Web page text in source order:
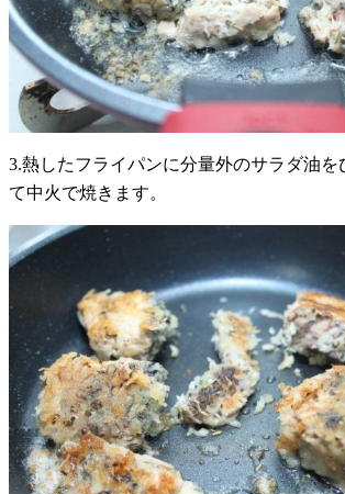
3.熱したフライパンに分量外のサラダ油を
て中火で焼きます。